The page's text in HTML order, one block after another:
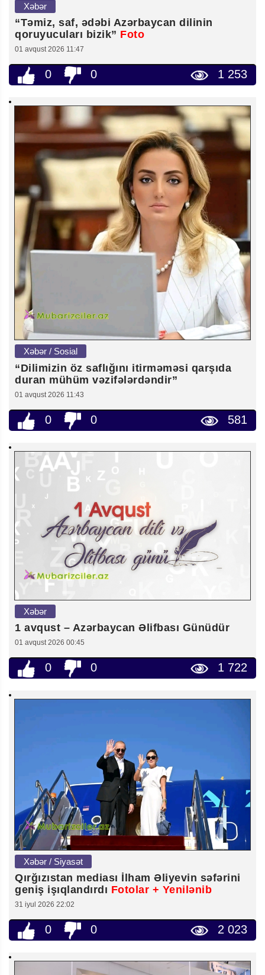
Xəbər
“Təmiz, saf, ədəbi Azərbaycan dilinin
qoruyucuları bizik” Foto
01 avqust 2026 11:47
0 0 1 253
Xəbər / Sosial
“Dilimizin öz saflığını itirməməsi qarşıda
duran mühüm vəzifələrdəndir”
01 avqust 2026 11:43
0 0 581
Xəbər
1 avqust – Azərbaycan Əlifbası Günüdür
01 avqust 2026 00:45
0 0 1 722
Xəbər / Siyasət
Qırğızıstan mediası İlham Əliyevin səfərini
geniş işıqlandırdı Fotolar + Yenilənib
31 iyul 2026 22:02
0 0 2 023